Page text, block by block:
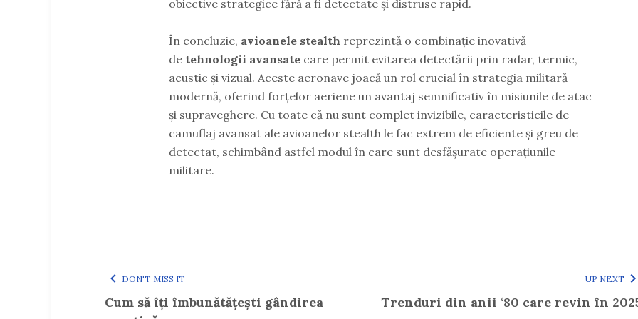
obiective strategice fără a fi detectate și distruse rapid.
În concluzie, avioanele stealth reprezintă o combinație inovativă
de tehnologii avansatecare permit evitarea detectării prin radar, termic,
acustic și vizual. Aceste aeronave joacă un rol crucial în strategia militară
modernă, oferind forțelor aeriene un avantaj semnificativ în misiunile de atac
și supraveghere. Cu toate că nu sunt complet invizibile, caracteristicile de
camuflaj avansat ale avioanelor stealth le fac extrem de eficiente și greu de
detectat, schimbând astfel modul în care sunt desfășurate operațiunile
militare.
DON'T MISS IT
Cum să îți îmbunătățești gândirea
UP NEXT
Trenduri din anii ‘80 care revin în